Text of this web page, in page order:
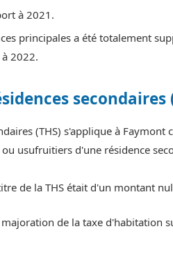
à 2021.
principales a été totalement
2022.
secondaires
(THS) s'applique à Faymont
usufruitiers d'une résidence
de la THS était d'un montant
de la taxe d'habitation